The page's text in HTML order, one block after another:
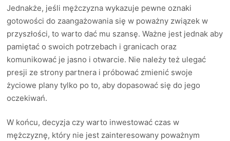
Jednakże, jeśli mężczyzna wykazuje pewne oznaki
gotowości do zaangażowania się w poważny związek w
przyszłości, to warto dać mu szansę. Ważne jest jednak aby
pamiętać o swoich potrzebach i granicach oraz
komunikować je jasno i otwarcie. Nie należy też ulegać
presji ze strony partnera i próbować zmienić swoje
życiowe plany tylko po to, aby dopasować się do jego
oczekiwań.
W końcu, decyzja czy warto inwestować czas w
mężczyznę, który nie jest zainteresowany poważnym